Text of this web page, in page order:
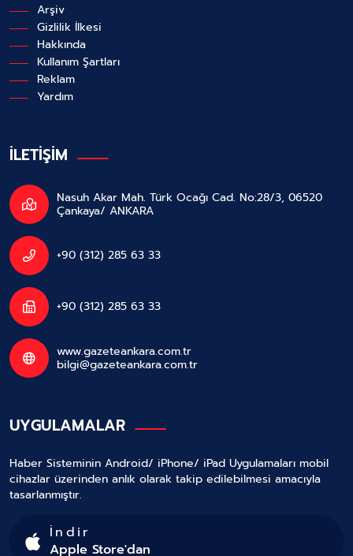
Arşiv
Gizlilik İlkesi
Hakkında
Kullanım Şartları
Reklam
Yardım
İLETİŞİM
Nasuh Akar Mah. Türk Ocağı Cad. No:28/3, 06520
Çankaya/ ANKARA
+90 (312) 285 63 33
+90 (312) 285 63 33
www.gazeteankara.com.tr
bilgi@gazeteankara.com.tr
UYGULAMALAR
Haber Sisteminin Android/ iPhone/ iPad Uygulamaları mobil
cihazlar üzerinden anlık olarak takip edilebilmesi amacıyla
tasarlanmıştır.
İndir
Apple Store'dan